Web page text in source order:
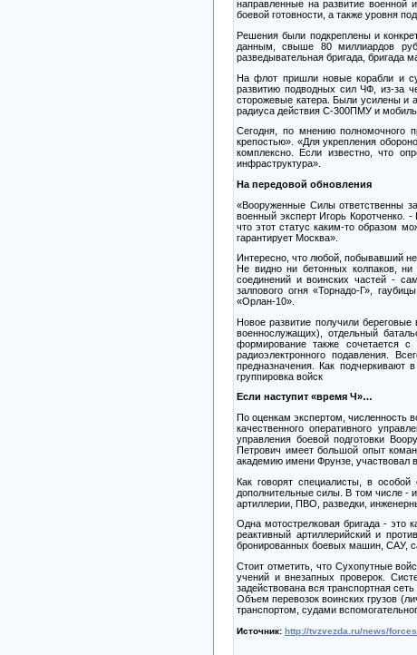
направленные на развитие военной
боевой готовности, а также уровня
Решения были подкреплены и
данным, свыше 80 миллиардов
разведывательная бригада, бригада
На флот пришли новые корабли и
развитию подводных сил ЧФ, из-за
сторожевые катера. Были усилены и
радиуса действия С-300ПМУ и
Сегодня, по мнению полномочного
крепостью». «Для укрепления
комплексно. Если известно, что
инфраструктура».
На передовой обновления
«Вооруженные Силы ответственны
военный эксперт Игорь Коротченко.
что этот статус каким-то образом
гарантирует Москва».
Интересно, что любой, побывавший
Не видно ни бетонных колпаков, ни
соединений и воинских частей -
залпового огня «Торнадо-Г»,
«Орлан-10».
Новое развитие получили
военнослужащих), отдельный
формирование также сочетается
радиоэлектронного подавления.
предназначения. Как
группировка войск
Если наступит «время Ч»…
По оценкам экспертом, численность
качественного оперативного
управления боевой подготовки
Петрович имеет большой опыт
академию имени Фрунзе, участвовал
Как говорят специалисты, в
дополнительные силы. В том числе -
артиллерии, ПВО, разведки,
Одна мотострелковая бригада - это
реактивный артиллерийский и
бронированных боевых машин, САУ,
Стоит отметить, что Сухопутные
учений и внезапных проверок.
задействована вся транспортная
Объем перевозок воинских грузов
транспортом, судами
Источник: http://tvzvezda.ru/news/